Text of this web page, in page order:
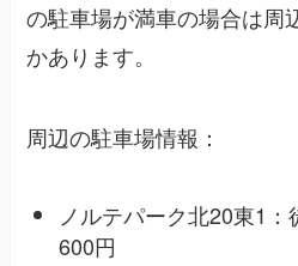
の駐車場が満車の場合は周
かあります。
周辺の駐車場情報：
ノルテパーク北20東1
600円